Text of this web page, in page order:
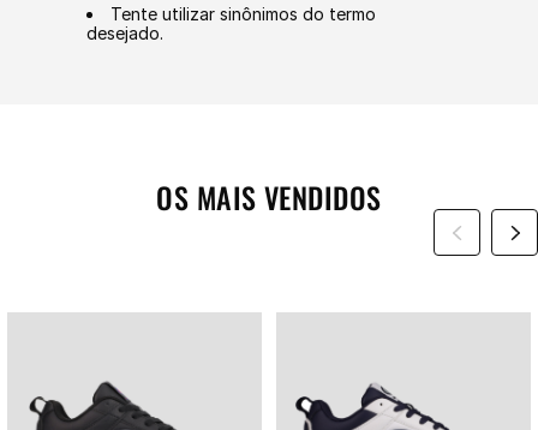
Tente utilizar sinônimos do termo
desejado.
OS MAIS VENDIDOS